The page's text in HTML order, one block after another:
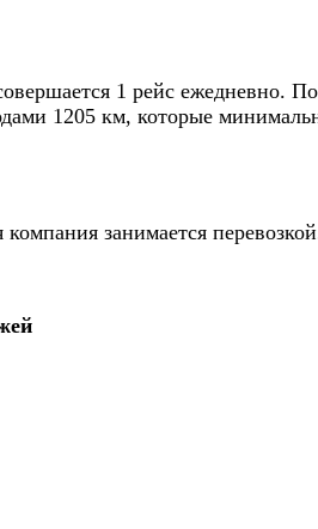
1 рейс ежедневно.
1205 км, которые
компания занимается